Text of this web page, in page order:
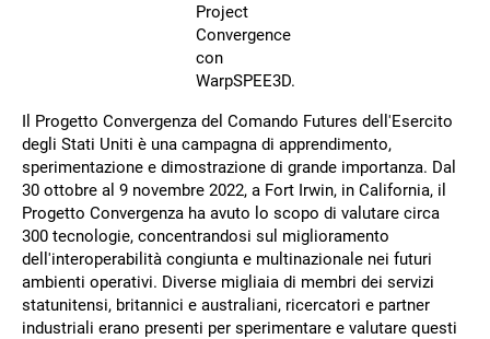
Project
Convergence
con
WarpSPEE3D.
Il Progetto Convergenza del Comando Futures dell'Esercito
degli Stati Uniti è una campagna di apprendimento,
sperimentazione e dimostrazione di grande importanza. Dal
30 ottobre al 9 novembre 2022, a Fort Irwin, in California, il
Progetto Convergenza ha avuto lo scopo di valutare circa
300 tecnologie, concentrandosi sul miglioramento
dell'interoperabilità congiunta e multinazionale nei futuri
ambienti operativi. Diverse migliaia di membri dei servizi
statunitensi, britannici e australiani, ricercatori e partner
industriali erano presenti per sperimentare e valutare questi